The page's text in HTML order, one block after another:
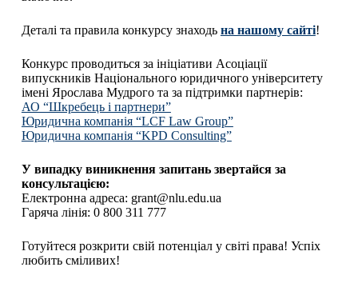
Деталі та правила конкурсу знаходь на нашому сайті!
Конкурс проводиться за ініціативи Асоціації
випускників Національного юридичного університету
імені Ярослава Мудрого та за підтримки партнерів:
АО “Шкребець і партнери”
Юридична компанія “LCF Law Group”
Юридична компанія “KPD Consulting”
У випадку виникнення запитань звертайся за
консультацією:
Електронна адреса: grant@nlu.edu.ua
Гаряча лінія: 0 800 311 777
Готуйтеся розкрити свій потенціал у світі права! Успіх
любить сміливих!